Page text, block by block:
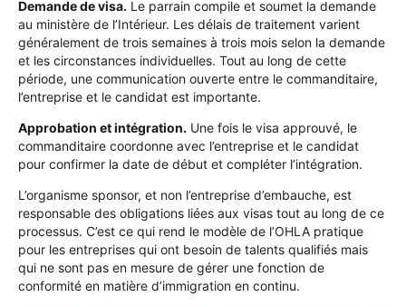
Demande de visa. Le parrain compile et soumet la demande
au ministère de l’Intérieur. Les délais de traitement varient
généralement de trois semaines à trois mois selon la demande
et les circonstances individuelles. Tout au long de cette
période, une communication ouverte entre le commanditaire,
l’entreprise et le candidat est importante.
Approbation et intégration. Une fois le visa approuvé, le
commanditaire coordonne avec l’entreprise et le candidat
pour confirmer la date de début et compléter l’intégration.
L’organisme sponsor, et non l’entreprise d’embauche, est
responsable des obligations liées aux visas tout au long de ce
processus. C’est ce qui rend le modèle de l’OHLA pratique
pour les entreprises qui ont besoin de talents qualifiés mais
qui ne sont pas en mesure de gérer une fonction de
conformité en matière d’immigration en continu.